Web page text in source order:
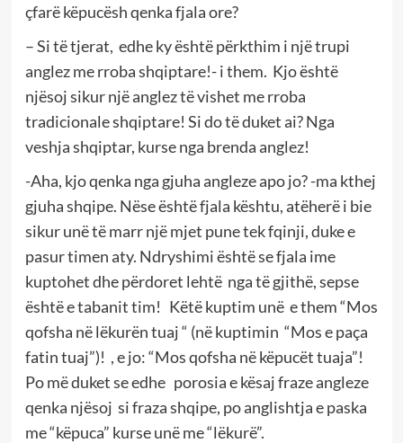
çfarë këpucësh qenka fjala ore?
– Si të tjerat, edhe ky është përkthim i një trupi
anglez me rroba shqiptare!- i them. Kjo është
njësoj sikur një anglez të vishet me rroba
tradicionale shqiptare! Si do të duket ai? Nga
veshja shqiptar, kurse nga brenda anglez!
-Aha, kjo qenka nga gjuha angleze apo jo? -ma kthej
gjuha shqipe. Nëse është fjala kështu, atëherë i bie
sikur unë të marr një mjet pune tek fqinji, duke e
pasur timen aty. Ndryshimi është se fjala ime
kuptohet dhe përdoret lehtë nga të gjithë, sepse
është e tabanit tim! Këtë kuptim unë e them “Mos
qofsha në lëkurën tuaj “ (në kuptimin “Mos e paça
fatin tuaj”)! , e jo: “Mos qofsha në këpucët tuaja”!
Po më duket se edhe porosia e kësaj fraze angleze
qenka njësoj si fraza shqipe, po anglishtja e paska
me “këpuca” kurse unë me “lëkurë”.